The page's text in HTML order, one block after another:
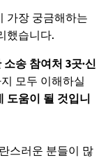
가장 궁금해하는
했습니다.
송 참여처 3곳·신
모두 이해하실
도움이 될 것입니
스러운 분들이 많